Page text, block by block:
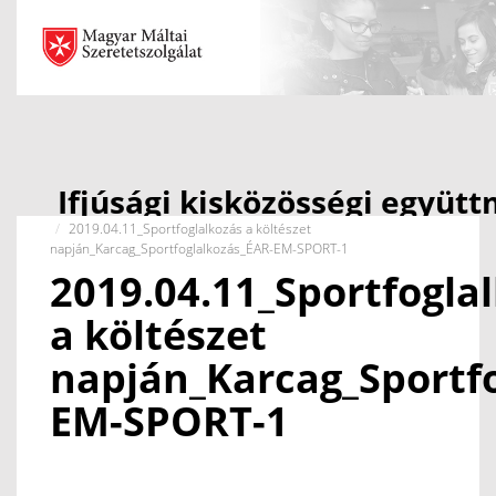
Ifjúsági kisközösségi
támogatása projekt
Fooldal
2019.04.11_Sportfoglalkozás a költészet
napján_Karcag_Sportfoglalkozás_ÉAR-EM-SPORT-1
a költészet
EM-SPORT-1